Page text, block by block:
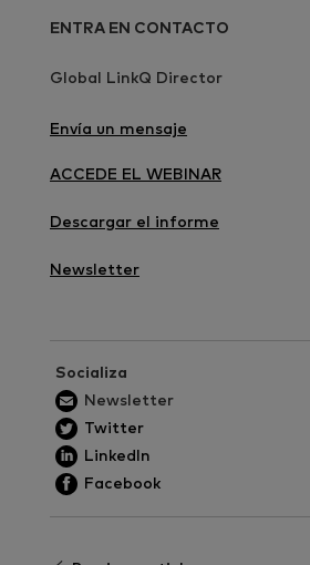
ENTRA EN CONTACTO
Global LinkQ Director
Envía un mensaje
ACCEDE EL WEBINAR
Descargar el informe
Newsletter
Socializa
Newsletter
Twitter
LinkedIn
Facebook